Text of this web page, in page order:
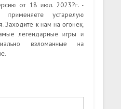
от 18 июл. 2023?г. -
применяете устарелую
Заходите к нам на огонек,
легендарные игры и
взломанные на